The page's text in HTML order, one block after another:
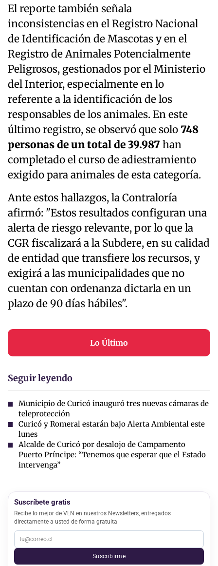
El reporte también señala
inconsistencias en el Registro Nacional
de Identificación de Mascotas y en el
Registro de Animales Potencialmente
Peligrosos, gestionados por el Ministerio
del Interior, especialmente en lo
referente a la identificación de los
responsables de los animales. En este
último registro, se observó que solo 748
personas de un total de 39.987 han
completado el curso de adiestramiento
exigido para animales de esta categoría.
Ante estos hallazgos, la Contraloría
afirmó: "Estos resultados configuran una
alerta de riesgo relevante, por lo que la
CGR fiscalizará a la Subdere, en su calidad
de entidad que transfiere los recursos, y
exigirá a las municipalidades que no
cuentan con ordenanza dictarla en un
plazo de 90 días hábiles".
Lo Último
Seguir leyendo
Municipio de Curicó inauguró tres nuevas cámaras de
teleprotección
Curicó y Romeral estarán bajo Alerta Ambiental este
lunes
Alcalde de Curicó por desalojo de Campamento
Puerto Príncipe: “Tenemos que esperar que el Estado
intervenga”
Suscríbete gratis
Recibe lo mejor de VLN en nuestros Newsletters, entregados
directamente a usted de forma gratuita
Suscribirme